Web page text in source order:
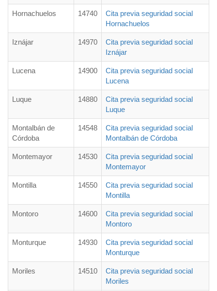
Hornachuelos 14740
Cita previa seguridad social
Hornachuelos
Iznájar 14970
Cita previa seguridad social
Iznájar
Lucena 14900
Cita previa seguridad social
Lucena
Luque 14880
Cita previa seguridad social
Luque
Montalbán de
Córdoba
14548
Cita previa seguridad social
Montalbán de Córdoba
Montemayor 14530
Cita previa seguridad social
Montemayor
Montilla 14550
Cita previa seguridad social
Montilla
Montoro 14600
Cita previa seguridad social
Montoro
Monturque 14930
Cita previa seguridad social
Monturque
Moriles 14510
Cita previa seguridad social
Moriles